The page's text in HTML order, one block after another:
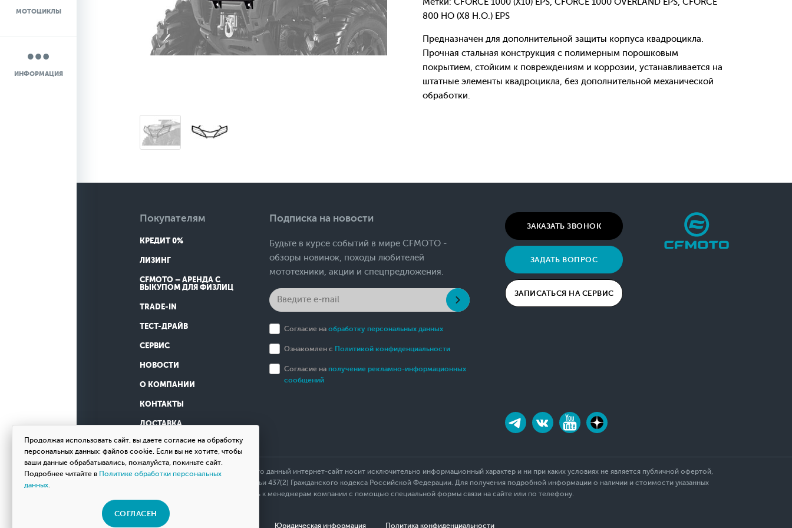
Продолжая использовать сайт, вы даете согласие на обработку
персональных данных: файлов cookie. Если вы не хотите, чтобы
ваши данные обрабатывались, пожалуйста, покиньте сайт.
Подробнее читайте в Политике обработки персональных
данных.
СОГЛАСЕН
МОТОЦИКЛЫ
ИНФОРМАЦИЯ
Метки: CFORCE 1000 (X10) EPS, CFORCE 1000 OVERLAND EPS, CFORCE
800 HO (X8 H.O.) EPS
Предназначен для дополнительной защиты корпуса квадроцикла.
Прочная стальная конструкция с полимерным порошковым
покрытием, стойким к повреждениям и коррозии, устанавливается на
штатные элементы квадроцикла, без дополнительной механической
обработки.
Покупателям
КРЕДИТ 0%
ЛИЗИНГ
CFMOTO – АРЕНДА С
ВЫКУПОМ ДЛЯ ФИЗЛИЦ
TRADE-IN
ТЕСТ-ДРАЙВ
СЕРВИС
НОВОСТИ
О КОМПАНИИ
КОНТАКТЫ
ДОСТАВКА
Подписка на новости
Будьте в курсе событий в мире CFMOTO -
обзоры новинок, походы любителей
мототехники, акции и спецпредложения.
Согласие на обработку персональных данных
Ознакомлен с Политикой конфиденциальности
Согласие на получение рекламно-информационных
сообщений
ЗАКАЗАТЬ ЗВОНОК
ЗАДАТЬ ВОПРОС
ЗАПИСАТЬСЯ НА СЕРВИС
Обращаем ваше внимание на то, что данный интернет-сайт носит исключительно информационный характер и ни при каких условиях не является публичной офертой,
определяемой положениями Статьи 437(2) Гражданского кодекса Российской Федерации. Для получения подробной информации о наличии и стоимости указанных
товаров, пожалуйста, обращайтесь к менеджерам компании с помощью специальной формы связи на сайте или по телефону.
© 2026 Мотосалон «ВНЕ ДОРОГ» Юридическая информация Политика конфиденциальности